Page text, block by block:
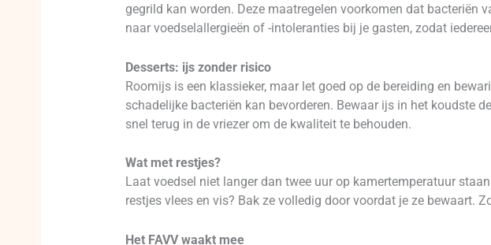
gegrild kan worden. Deze maatregelen voorkomen dat bacteriën
naar voedselallergieën of -intoleranties bij je gasten, zodat
Desserts: ijs zonder risico
Roomijs is een klassieker, maar let goed op de bereiding en
schadelijke bacteriën kan bevorderen. Bewaar ijs in het koudste
snel terug in de vriezer om de kwaliteit te behouden.
Wat met restjes?
Laat voedsel niet langer dan twee uur op kamertemperatuur
restjes vlees en vis? Bak ze volledig door voordat je ze bewaart.
Het FAVV waakt mee